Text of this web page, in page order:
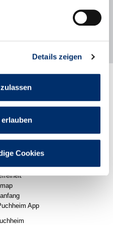
Details zeigen
Cookies
App